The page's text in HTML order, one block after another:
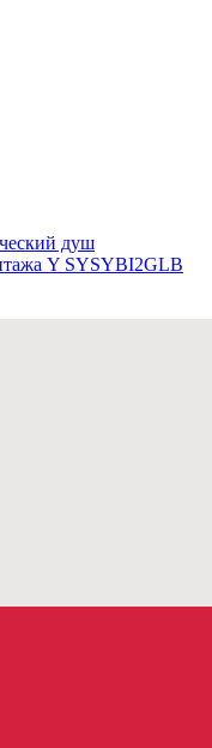
душ
Y SYSYBI2GLB